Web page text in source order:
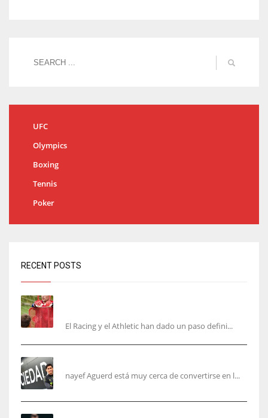
UFC
Olympics
Boxing
Tennis
Poker
RECENT POSTS
El Racing y el Athletic han dado un paso defini...
nayef Aguerd está muy cerca de convertirse en l...